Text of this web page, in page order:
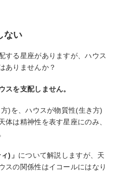
ない
する星座がありますが、ハウス
ありませんか？
スを支配しません。
)を、ハウスが物質性(生き方)
体は精神性を表す星座にのみ、
)」 について解説しますが、天
スの関係性はイコールにはなり